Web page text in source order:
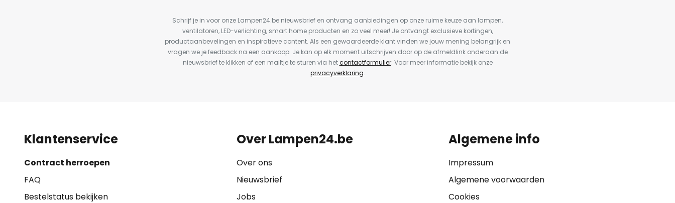
Schrijf je in voor onze Lampen24.be nieuwsbrief en ontvang aanbiedingen op onze ruime keuze aan lampen,
ventilatoren, LED-verlichting, smart home producten en zo veel meer! Je ontvangt exclusieve kortingen,
productaanbevelingen en inspiratieve content. Als een gewaardeerde klant vinden we jouw mening belangrijk en
vragen we je feedback na een aankoop. Je kan op elk moment uitschrijven door op de afmeldlink onderaan de
nieuwsbrief te klikken of een mailtje te sturen via hetcontactformulier. Voor meer informatie bekijk onze
privacyverklaring.
Klantenservice
Contract herroepen
FAQ
Bestelstatus bekijken
Over Lampen24.be
Over ons
Nieuwsbrief
Jobs
Algemene info
Impressum
Algemene voorwaarden
Cookies